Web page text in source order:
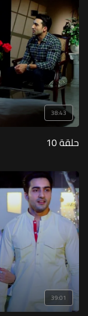
38:43
حلقة 10
39:01